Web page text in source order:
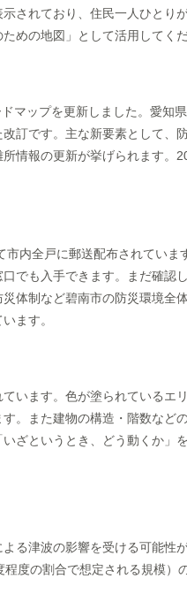
されており、住民一人ひとり
めの地図」として活用してくだ
マップを更新しました。愛知
訂です。主な新要素として、
情報の更新が挙げられます。
内全戸に郵送配布されていま
でも入手できます。まだ確認
体制など碧南市の防災環境全
ます。
います。色が塗られているエ
。また建物の構造・階数など
ざというとき、どう動くか」
る津波の影響を受ける可能性
度の割合で想定される規模）